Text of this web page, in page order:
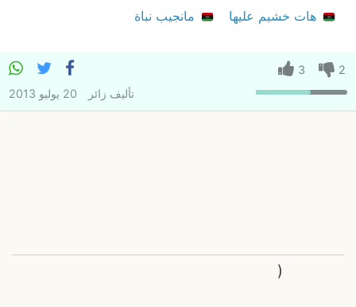
هات خشيم عليها
مانجيب نباة
2
3
تأليف زائر 20 يوليو 2013
(